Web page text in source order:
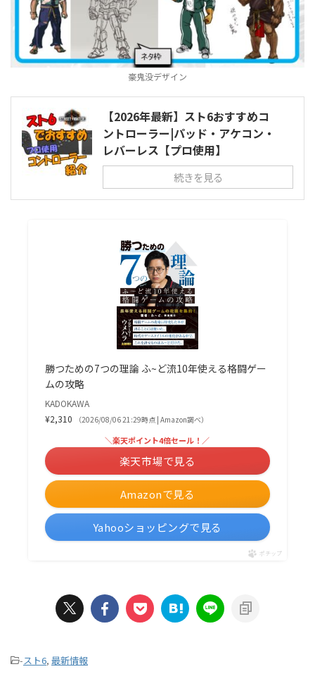
豪鬼没デザイン
【2026年最新】スト6おすすめコ
ントローラー|パッド・アケコン・
レバーレス【プロ使用】
続きを見る
勝つための7つの理論 ふ~ど流10年使える格闘ゲー
ムの攻略
KADOKAWA
¥2,310
（2026/08/06 21:29時点 | Amazon調べ）
Amazonで見る
＼楽天ポイント4倍セール！／
楽天市場で見る
Yahooショッピングで見る
ポチップ
-スト6, 最新情報